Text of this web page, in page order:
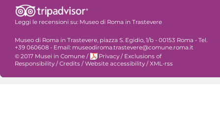
Leggi le recensioni su: Museo di Roma in Trastevere
Museo di Roma in Trastevere, piazza S. Egidio, 1/b - 00153 Roma - Tel.
+39 060608 - Email: museodiroma.trastevere@comune.roma.it
© 2017 Musei in Comune / Privacy / Exclusions of
Responsibility /Credits /Website accessibility /XML-rss